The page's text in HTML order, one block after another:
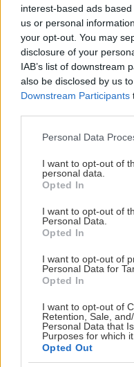
interest-based ads
us or personal
your opt-out. You may
disclosure of your
IAB’s list of downstream
also be disclosed by us
Downstream Participants
Please note that this
not limited to your visit
grant or deny consent to
use your data for below
consent section.
Personal Data
I want to opt-out of
personal data.
Opted In
I want to opt-out of
Personal Data.
Opted In
I want to opt-out of
Personal Data for
Opted In
I want to opt-out of
Retention, Sale,
Personal Data that
Purposes for which
Opted Out
View this
A post shared by
Τι θα έλεγες για
ταράτσα του
τηλεμεταφέρει
διαβείς το κατώφλι